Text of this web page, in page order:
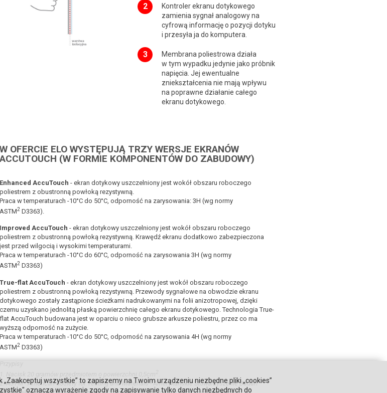
Kontroler ekranu dotykowego
zamienia sygnał analogowy na
cyfrową informację o pozycji dotyku
i przesyła ja do komputera.
Membrana poliestrowa działa
w tym wypadku jedynie jako próbnik
napięcia. Jej ewentualne
zniekształcenia nie mają wpływu
na poprawne działanie całego
ekranu dotykowego.
W OFERCIE ELO WYSTĘPUJĄ TRZY WERSJE EKRANÓW
ACCUTOUCH (W FORMIE KOMPONENTÓW DO ZABUDOWY)
Enhanced AccuTouch - ekran dotykowy uszczelniony jest wokół obszaru roboczego
poliestrem z obustronną powłoką rezystywną.
Praca w temperaturach -10°C do 50°C, odporność na zarysowania: 3H (wg normy
ASTM2 D3363).
Improved AccuTouch - ekran dotykowy uszczelniony jest wokół obszaru roboczego
poliestrem z obustronną powłoką rezystywną. Krawędź ekranu dodatkowo zabezpieczona
jest przed wilgocią i wysokimi temperaturami.
Praca w temperaturach -10°C do 60°C, odporność na zarysowania 3H (wg normy
ASTM2 D3363)
True-flat AccuTouch - ekran dotykowy uszczelniony jest wokół obszaru roboczego
poliestrem z obustronną powłoką rezystywną. Przewody sygnałowe na obwodzie ekranu
dotykowego zostały zastąpione ścieżkami nadrukowanymi na folii anizotropowej, dzięki
czemu uzyskano jednolitą płaską powierzchnię całego ekranu dotykowego. Technologia True-
flat AccuTouch budowana jest w oparciu o nieco grubsze arkusze poliestru, przez co ma
wyższą odporność na zużycie.
Praca w temperaturach -10°C do 50°C, odporność na zarysowania 4H (wg normy
ASTM2 D3363)
2. ASTM - American Society for Testing and Materials - Amerykańskie Stowarzyszenie Badań
wszystkie” to zapiszemy na Twoim urządzeniu niezbędne pliki „cookies”
oznacza wyrażenie zgody na zapisywanie tylko danych niezbędnych do